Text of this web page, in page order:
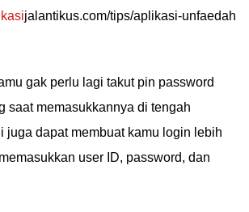
jalantikus.com/tips/aplikasi-unfaedah
gak perlu lagi takut pin password
saat memasukkannya di tengah
juga dapat membuat kamu login lebih
user ID, password, dan